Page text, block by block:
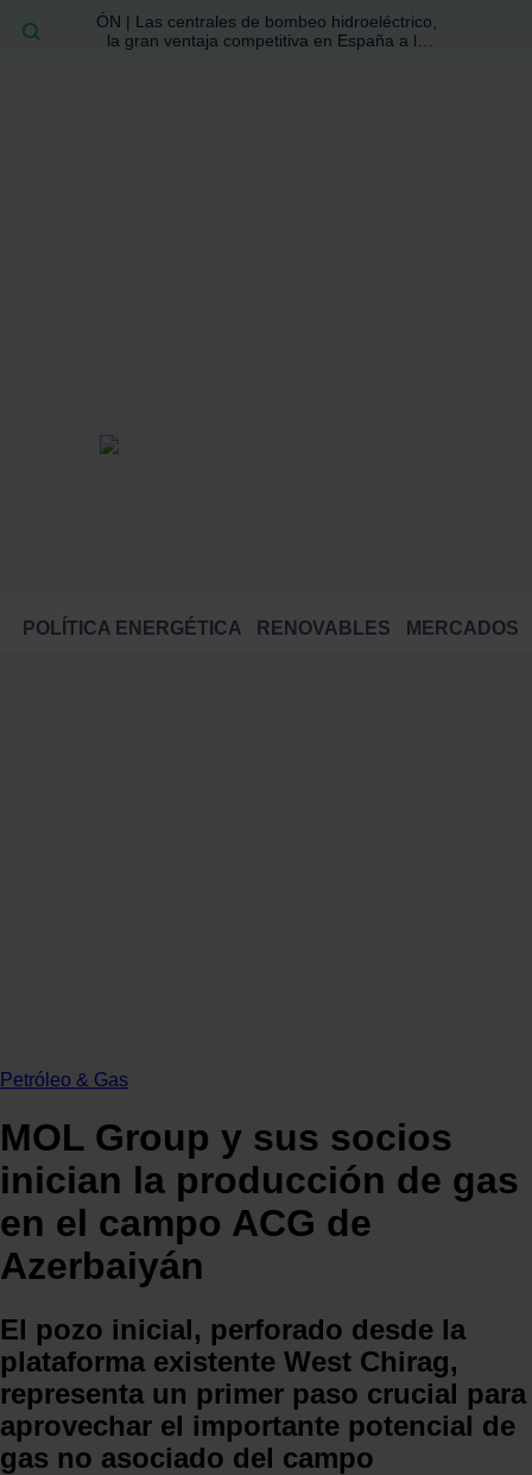
ÓN | Las centrales de bombeo hidroeléctrico,
la gran ventaja competitiva en España a la
POLÍTICA ENERGÉTICA RENOVABLES MERCADOS
BUSCAR
Petróleo & Gas
MOL Group y sus socios
inician la producción de gas
en el campo ACG de
Azerbaiyán
El pozo inicial, perforado desde la
plataforma existente West Chirag,
representa un primer paso crucial para
aprovechar el importante potencial de
gas no asociado del campo